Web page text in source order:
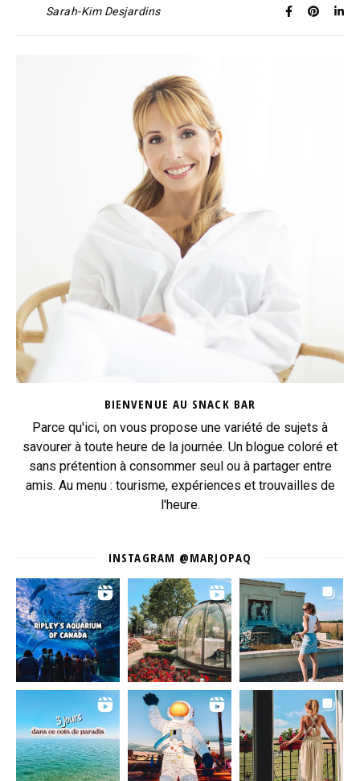
Sarah-Kim Desjardins
BIENVENUE AU SNACK BAR
Parce qu'ici, on vous propose une variété de sujets à
savourer à toute heure de la journée. Un blogue coloré et
sans prétention à consommer seul ou à partager entre
amis. Au menu : tourisme, expériences et trouvailles de
l'heure.
INSTAGRAM @MARJOPAQ